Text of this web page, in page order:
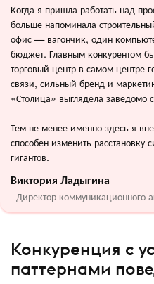
Когда я пришла работать над
больше напоминала
офис — вагончик, один
бюджет. Главным конкурентом
торговый центр в самом центре
связи, сильный бренд и
«Столица» выглядела заведомо
Тем не менее именно здесь я
способен изменить расстановку
гигантов.
Виктория Ладыгина
Директор коммуникационного
Конкуренция с
паттернами